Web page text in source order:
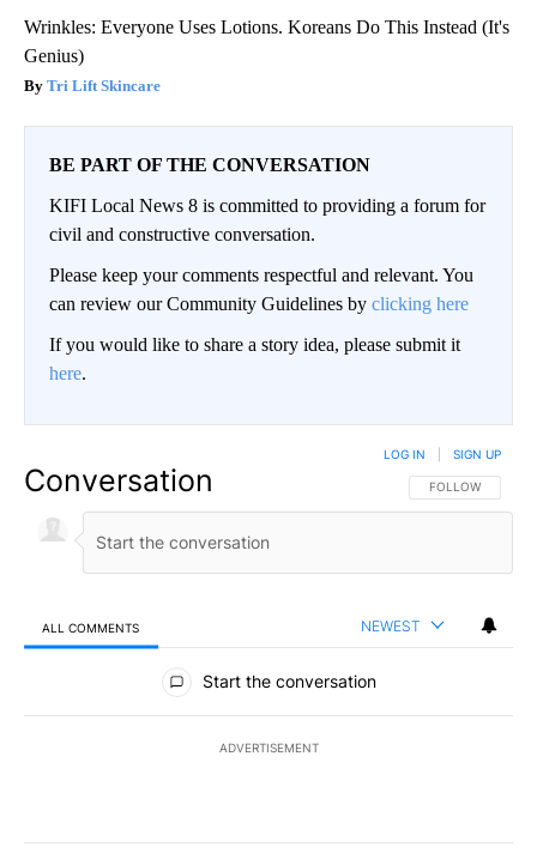
Wrinkles: Everyone Uses Lotions. Koreans Do This Instead (It's
Genius)
Tri Lift Skincare
BE PART OF THE CONVERSATION
KIFI Local News 8 is committed to providing a forum for
civil and constructive conversation.
Please keep your comments respectful and relevant. You
can review our Community Guidelines by clicking here
If you would like to share a story idea, please submit it
here.
Conversation FOLLOW THIS
FOLLOW
LOG IN SIGN UP
ALL COMMENTS NEWEST
All Comments
Start the conversation
ADVERTISEMENT